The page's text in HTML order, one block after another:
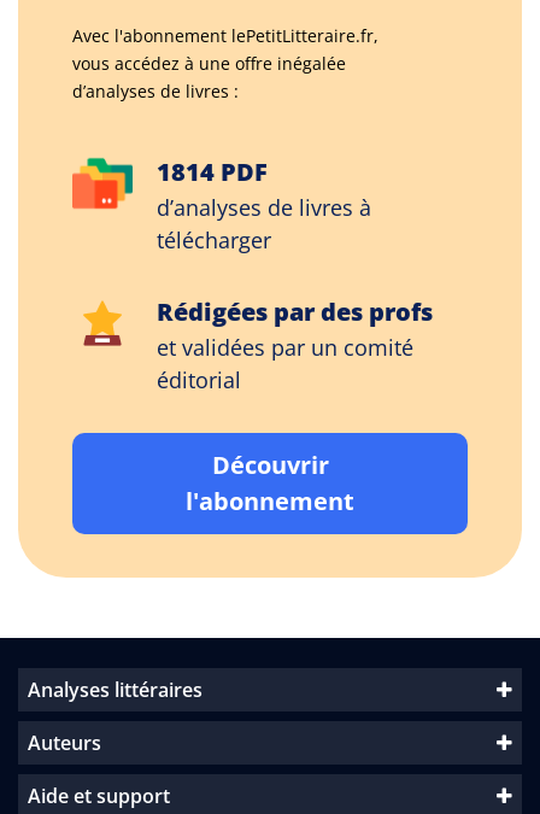
Avec l'abonnement lePetitLitteraire.fr,
vous accédez à une offre inégalée
d’analyses de livres :
1814 PDF
d’analyses de livres à
télécharger
Rédigées par des profs
et validées par un comité
éditorial
Découvrir
l'abonnement
Analyses littéraires
Auteurs
Aide et support